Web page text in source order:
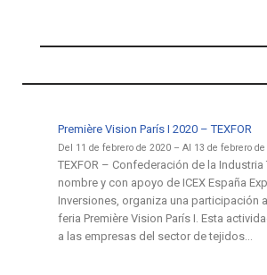
Première Vision París I 2020 – TEXFOR
Del 11 de febrero de 2020 – Al 13 de febrero
TEXFOR – Confederación de la Industria
nombre y con apoyo de ICEX España
Inversiones, organiza una participación
feria Première Vision París I. Esta
a las empresas del sector de tejidos…